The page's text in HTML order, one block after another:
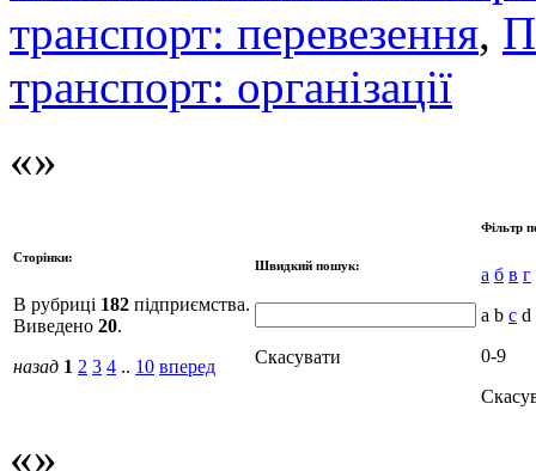
транспорт: перевезення,
транспорт: організації
Сторінки:
В рубриці 182 підприємства.
Виведено 20.
назад 1 2 3 4 .. 10 вперед
Швидкий пошук:
Скасувати
Фільтр
а б в г
a b c d
0-9